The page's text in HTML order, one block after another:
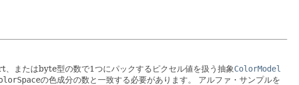
またはbyte型の数で1つにパックするピクセル値を扱う抽象ColorModel
の色成分の数と一致する必要があります。
アルファ・サンプルを